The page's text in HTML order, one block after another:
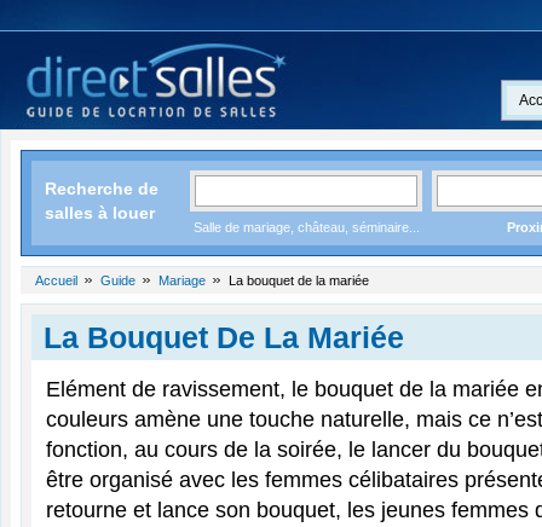
Recherche de
salles à louer
Salle de mariage, château, séminaire...
Accueil Guide Mariage La bouquet de la mariée
La Bouquet De La Mariée
Elément de ravissement, le bouquet de la mariée
couleurs amène une touche naturelle, mais ce
fonction, au cours de la soirée, le lancer du
être organisé avec les femmes célibataires
retourne et lance son bouquet, les jeunes femmes